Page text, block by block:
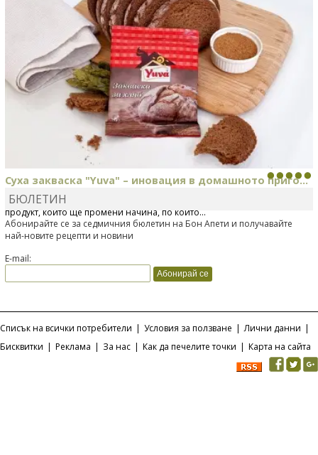
Суха закваска "Yuva" – иновация в домашното приго...
Отскоро Лесафр България стартира предлагането на изцяло нов
продукт, който ще промени начина, по който...
БЮЛЕТИН
Абонирайте се за седмичния бюлетин на Бон Апети и получавайте
най-новите рецепти и новини
E-mail:
Списък на всички потребители | Условия за ползване | Лични данни |
Бисквитки | Реклама | За нас | Как да печелите точки | Карта на сайта